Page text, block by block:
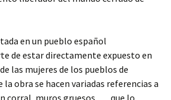
en un pueblo español
de estar directamente expuesto en
las mujeres de los pueblos de
la obra se hacen variadas referencias a
corral, muros gruesos, … que lo